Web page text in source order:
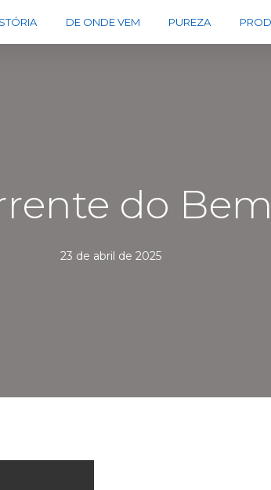
DE ONDE VEM PUREZA
do
23 de abril de 2025